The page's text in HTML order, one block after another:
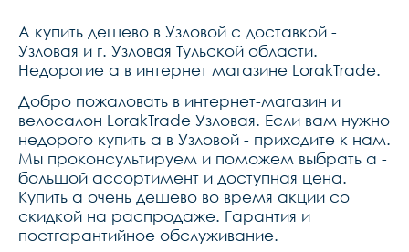
двойной,покрышки-
26x2.125,крылья-
сталь,педали- пластик,вес-
28.41 кг
A купить дешево в Узловой с доставкой -
Узловая и г. Узловая Тульской области.
Недорогие a в интернет магазине LorakTrade.
Добро пожаловать в интернет-магазин и
велосалон LorakTrade Узловая. Если вам нужно
недорого купить a в Узловой - приходите к нам.
Мы проконсультируем и поможем выбрать a -
большой ассортимент и доступная цена.
Купить a очень дешево во время акции со
скидкой на распродаже. Гарантия и
постгарантийное обслуживание.